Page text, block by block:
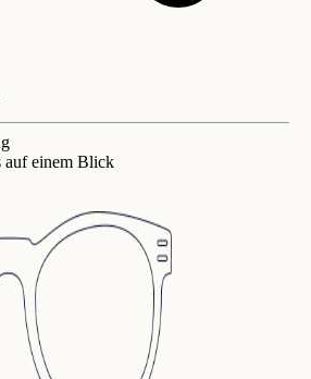
auf einem Blick